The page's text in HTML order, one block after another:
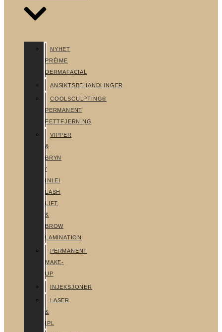
NYHET
PRÉIME
DERMAFACIAL
ANSIKTSBEHANDLINGER
COOLSCULPTING®
PERMANENT
FETTFJERNING
VIPPER
&
BRYN
/
INLEI
LASH
LIFT
&
BROW
LAMINATION
PERMANENT
MAKE-
UP
INJEKSJONER
LASER
&
IPL